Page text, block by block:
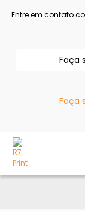
Entre em contato
Faça
Faça